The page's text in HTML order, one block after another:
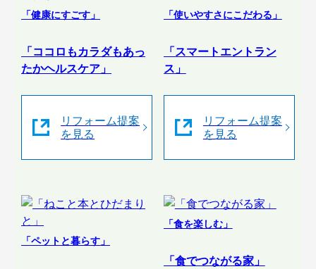
「健康にすごす」
「ココロもカラダもあっ
たかヘルスケア」
リフォーム提案
を見る
「使いやすさにこだわる」
「スマートエントラン
ス」
リフォーム提案
を見る
「ペットと暮らす」
「食を楽しむ」
「食でつながる家」